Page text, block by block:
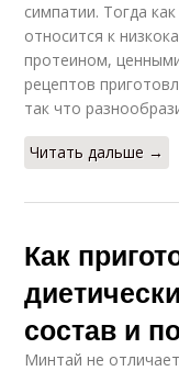
симпатии. Тогда
относится к
протеином,
рецептов
так что
Читать дальше →
Как
состав и
Минтай не